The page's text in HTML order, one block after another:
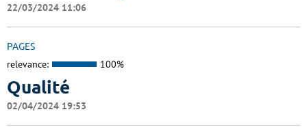
22/03/2024 11:06
PAGES
relevance: 100%
Qualité
02/04/2024 19:53